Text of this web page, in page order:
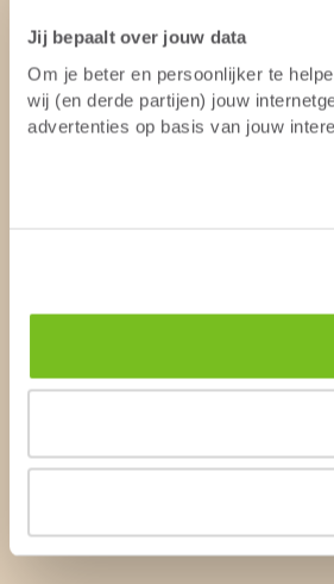
Jij bepaalt over jouw data
Om je beter en persoonlijker te
wij (en derde partijen) jouw
advertenties op basis van jouw